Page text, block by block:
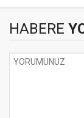
HABERE